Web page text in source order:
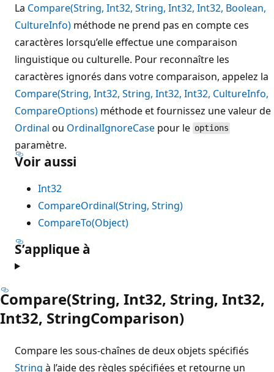
La Compare(String, Int32, String, Int32, Int32, Boolean,
CultureInfo) méthode ne prend pas en compte ces
caractères lorsqu’elle effectue une comparaison
linguistique ou culturelle. Pour reconnaître les
caractères ignorés dans votre comparaison, appelez la
Compare(String, Int32, String, Int32, Int32, CultureInfo,
CompareOptions) méthode et fournissez une valeur de
Ordinal ou OrdinalIgnoreCase pour le options
paramètre.
Voir aussi
Int32
CompareOrdinal(String, String)
CompareTo(Object)
S’applique à
Compare(String, Int32, String, Int32,
Int32, StringComparison)
Compare les sous-chaînes de deux objets spécifiés
String à l’aide des règles spécifiées et retourne un